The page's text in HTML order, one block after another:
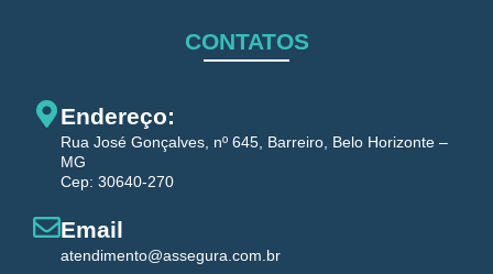
CONTATOS
Endereço:
Rua José Gonçalves, nº 645, Barreiro, Belo Horizonte –
MG
Cep: 30640-270
Email
atendimento@assegura.com.br